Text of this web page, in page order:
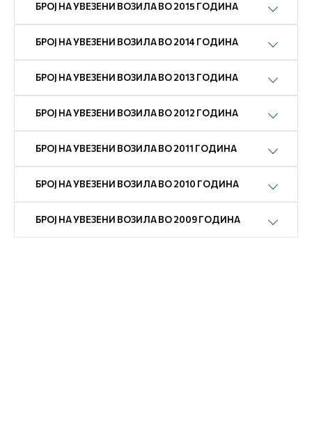
БРОЈ НА УВЕЗЕНИ ВОЗИЛА ВО 2015 ГОДИНА
БРОЈ НА УВЕЗЕНИ ВОЗИЛА ВО 2014 ГОДИНА
БРОЈ НА УВЕЗЕНИ ВОЗИЛА ВО 2013 ГОДИНА
БРОЈ НА УВЕЗЕНИ ВОЗИЛА ВО 2012 ГОДИНА
БРОЈ НА УВЕЗЕНИ ВОЗИЛА ВО 2011 ГОДИНА
БРОЈ НА УВЕЗЕНИ ВОЗИЛА ВО 2010 ГОДИНА
БРОЈ НА УВЕЗЕНИ ВОЗИЛА ВО 2009 ГОДИНА